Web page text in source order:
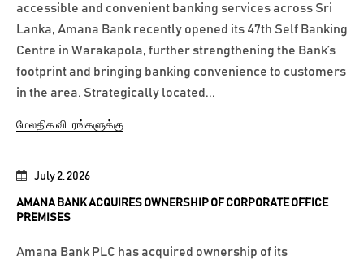
July 2, 2026
AMANA BANK ACQUIRES OWNERSHIP OF CORPORATE OFFICE
PREMISES
Amana Bank PLC has acquired ownership of its
accessible and convenient banking services across Sri
Lanka, Amana Bank recently opened its 47th Self Banking
Centre in Warakapola, further strengthening the Bank’s
footprint and bringing banking convenience to customers
in the area. Strategically located...
மேலதிக விபரங்களுக்கு